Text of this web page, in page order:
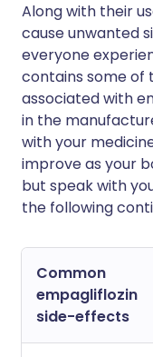
Along with their
cause unwanted
everyone
contains some of
associated with
in the
with your
improve as your
but speak with
the following
Common
empagliflozin
side-effects